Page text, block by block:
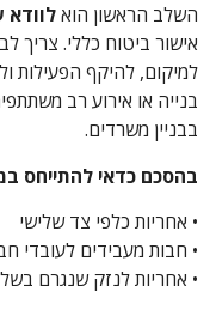
השלב הראשון הואלוודא
אישור ביטוח כללי. צריך
למיקום, להיקף הפעילות
בנייה או אירוע רב
בבניין משרדים.
בהסכם כדאי להתייחס
• אחריות כלפי צד שלישי
• חבות מעבידים לעובדי
• אחריות לנזק שנגרם